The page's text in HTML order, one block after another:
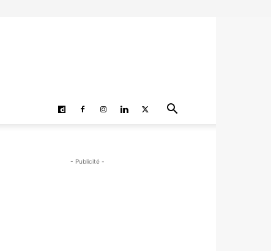
- Publicité -